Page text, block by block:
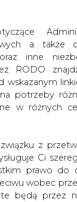
a także
inne
RODO
wskazanym
potrzeby
w różnych
z
Ci
prawo do
wobec
będą przez
mocy?